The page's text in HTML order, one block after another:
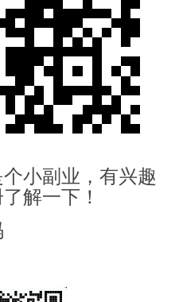
小副业，有兴趣
解一下！